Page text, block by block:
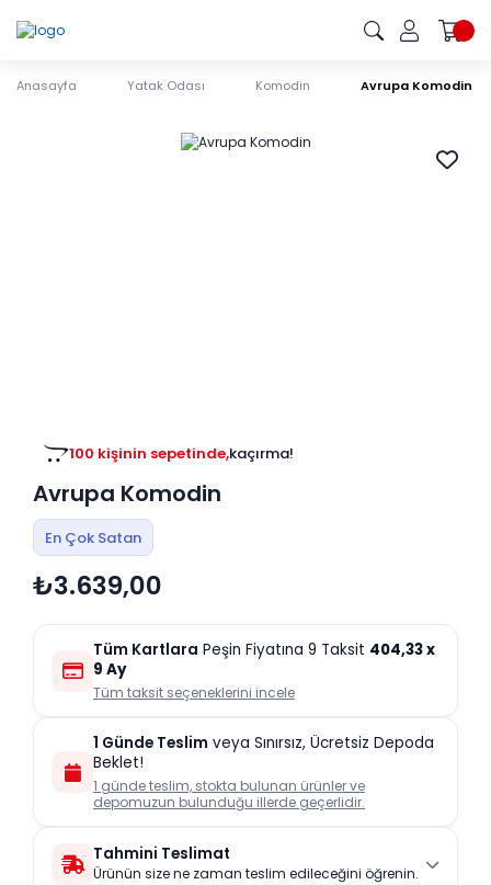
Anasayfa Yatak Odası Komodin Avrupa Komodin
100 kişinin sepetinde,kaçırma!
Avrupa Komodin
En Çok Satan
₺3.639,00
Tüm Kartlara Peşin Fiyatına 9 Taksit 404,33x
9 Ay
Tüm taksit seçeneklerini incele
1 Günde Teslim veya Sınırsız, Ücretsiz Depoda
Beklet!
1 günde teslim, stokta bulunan ürünler ve
depomuzun bulunduğu illerde geçerlidir.
Tahmini Teslimat
Ürünün size ne zaman teslim edileceğini öğrenin.